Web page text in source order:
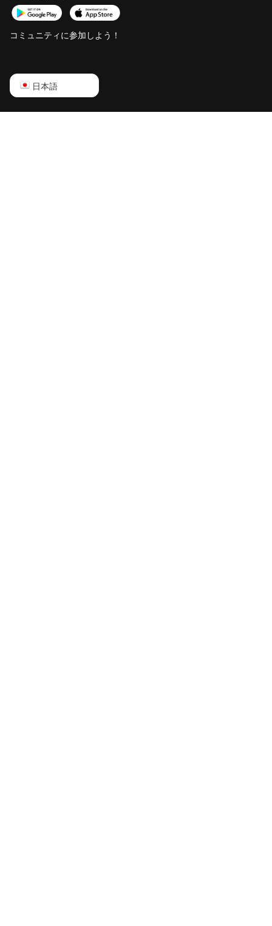
コミュニティに参加しよう！
日本語
English